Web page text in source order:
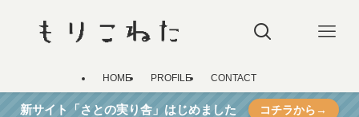
HOME PROFILE CONTACT
新サイト「さとの実り舎」はじめました コチラから→